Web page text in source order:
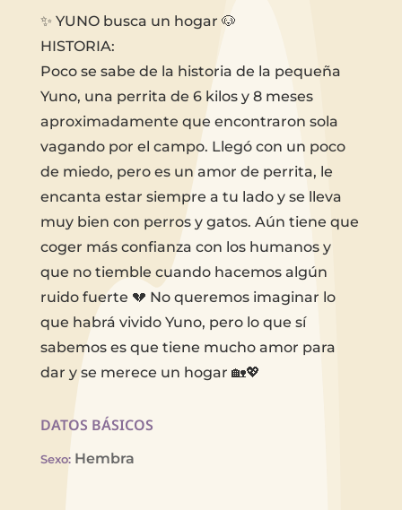
✨ YUNO busca un hogar 🐶
HISTORIA:
Poco se sabe de la historia de la pequeña
Yuno, una perrita de 6 kilos y 8 meses
aproximadamente que encontraron sola
vagando por el campo. Llegó con un poco
de miedo, pero es un amor de perrita, le
encanta estar siempre a tu lado y se lleva
muy bien con perros y gatos. Aún tiene que
coger más confianza con los humanos y
que no tiemble cuando hacemos algún
ruido fuerte 💔 No queremos imaginar lo
que habrá vivido Yuno, pero lo que sí
sabemos es que tiene mucho amor para
dar y se merece un hogar 🏡💖
DATOS BÁSICOS
Sexo: Hembra